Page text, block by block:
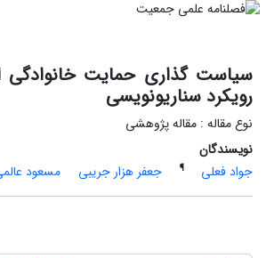
سیاست گذاری حمایت خانوادگی
رویکرد سناریونویسی
نوع مقاله : مقاله پژوهشی
نویسندگان
جواد فعلی
¶ جعفر هزار جریبی مسعود